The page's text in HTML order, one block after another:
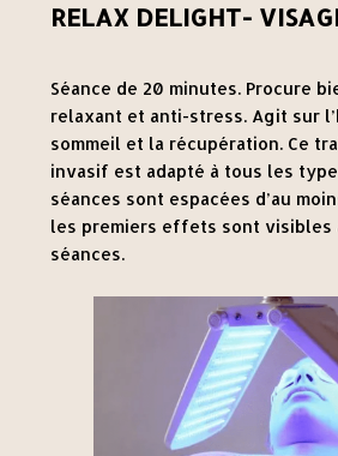
RELAX DELIGHT-
Séance de 20 minutes. Procure
relaxant et anti-stress. Agit sur
sommeil et la récupération. Ce
invasif est adapté à tous les
séances sont espacées d’au
les premiers effets sont visibles
séances.